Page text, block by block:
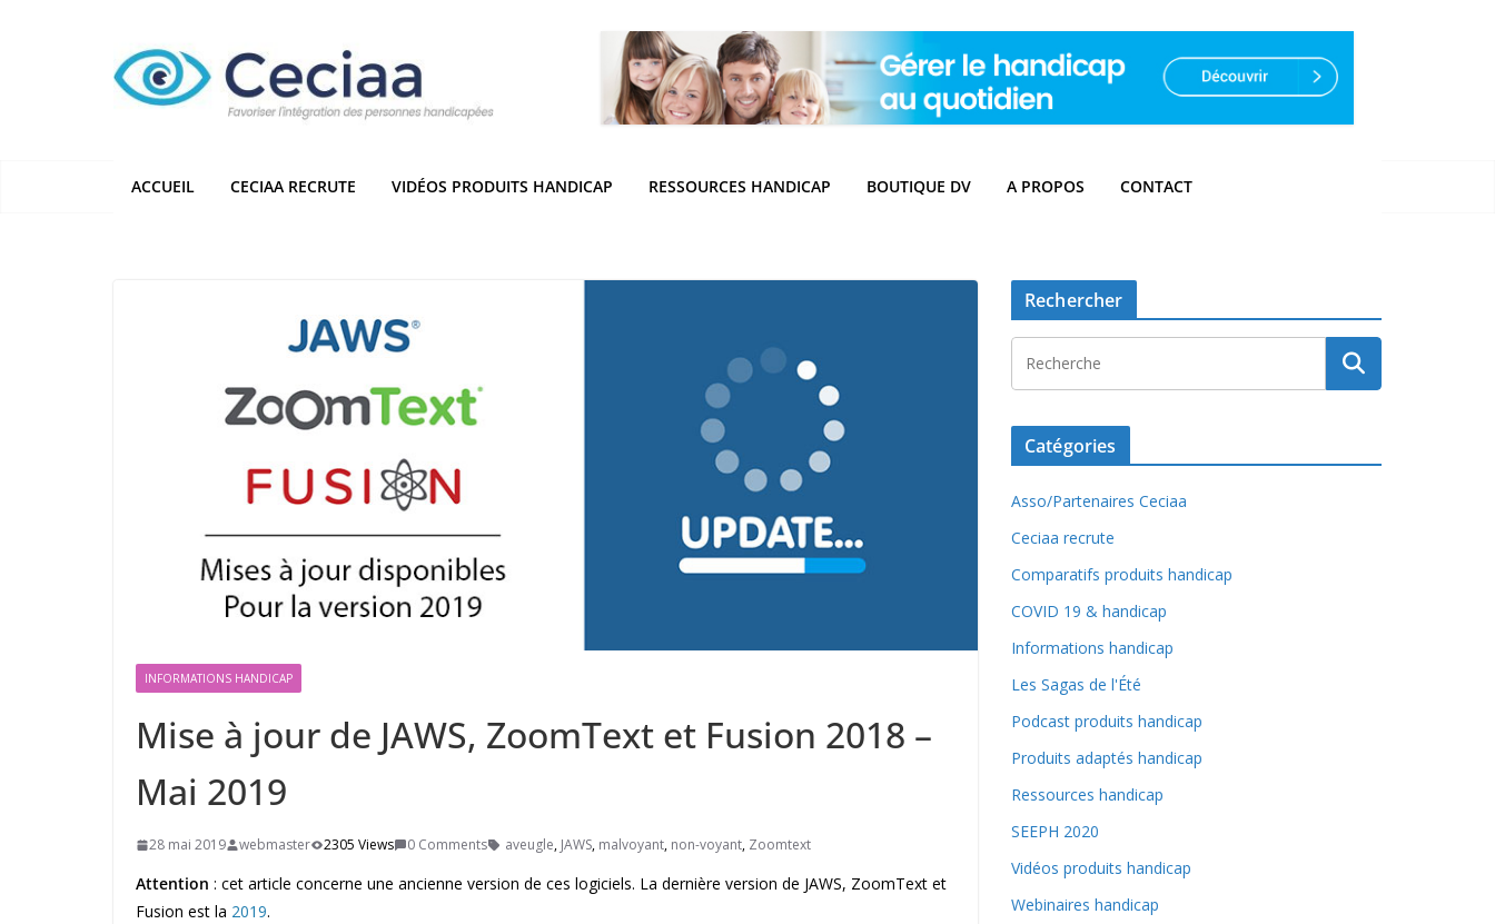
ACCUEIL CECIAA RECRUTE VIDÉOS PRODUITS HANDICAP RESSOURCES HANDICAP BOUTIQUE DV A PROPOS CONTACT
INFORMATIONS HANDICAP
Mise à jour de JAWS, ZoomText et Fusion 2018 –
Mai 2019
28 mai 2019 webmaster 2305 Views 0 Comments aveugle, JAWS, malvoyant, non-voyant, Zoomtext
Attention : cet article concerne une ancienne version de ces logiciels. La dernière version de JAWS, ZoomText et
Fusion est la 2019.
Rechercher
Catégories
Asso/Partenaires Ceciaa
Ceciaa recrute
Comparatifs produits handicap
COVID 19 & handicap
Informations handicap
Les Sagas de l'Été
Podcast produits handicap
Produits adaptés handicap
Ressources handicap
SEEPH 2020
Vidéos produits handicap
Webinaires handicap